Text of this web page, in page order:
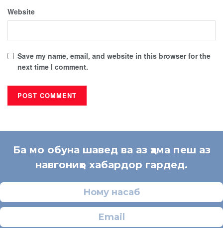
Website
Save my name, email, and website in this browser for the
next time I comment.
Ба мо обуна шавед ва аз ҳама пеш аз
навгониҳо хабардор гардед.